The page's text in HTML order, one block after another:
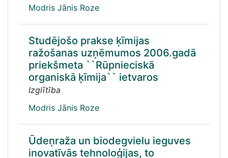
Modris Jānis Roze
Studējošo prakse ķīmijas
ražošanas uzņēmumos 2006.gadā
priekšmeta ``Rūpnieciskā
organiskā ķīmija`` ietvaros
Izglītība
Modris Jānis Roze
Ūdeņraža un biodegvielu ieguves
inovatīvās tehnoloģijas, to